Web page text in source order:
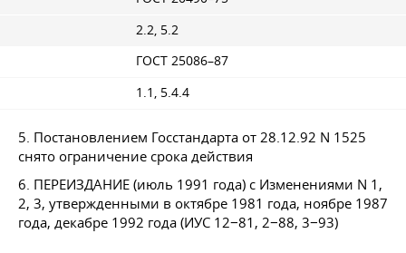
2.2, 5.2
ГОСТ 25086–87
1.1, 5.4.4
5. Постановлением Госстандарта от 28.12.92 N 1525
снято ограничение срока действия
6. ПЕРЕИЗДАНИЕ (июль 1991 года) с Изменениями N 1,
2, 3, утвержденными в октябре 1981 года, ноябре 1987
года, декабре 1992 года (ИУС 12−81, 2−88, 3−93)